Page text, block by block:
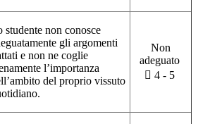
studente non conosce
gli argomenti
e non ne coglie
l’importanza
del proprio vissuto
Non
adeguato
 4 - 5